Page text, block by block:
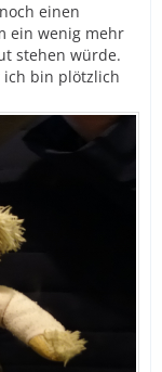
einen
ein wenig mehr
stehen würde.
ich bin plötzlich